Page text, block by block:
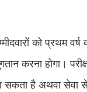
को प्रथम वर्ष
करना होगा।
सकता है अथवा सेवा